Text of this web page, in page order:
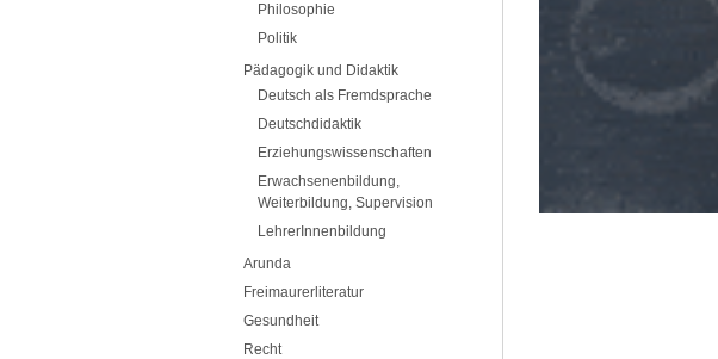
Philosophie
Politik
Pädagogik und Didaktik
Deutsch als Fremdsprache
Deutschdidaktik
Erziehungswissenschaften
Erwachsenenbildung,
Weiterbildung, Supervision
LehrerInnenbildung
Arunda
Freimaurerliteratur
Gesundheit
Recht